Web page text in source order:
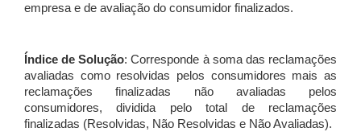
empresa e de avaliação do consumidor finalizados.
Índice de Solução: Corresponde à soma das reclamações
avaliadas como resolvidas pelos consumidores mais as
reclamações finalizadas não avaliadas pelos
consumidores, dividida pelo total de reclamações
finalizadas (Resolvidas, Não Resolvidas e Não Avaliadas).